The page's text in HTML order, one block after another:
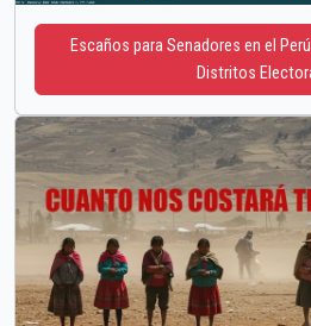
Escaños para Senadores en el
Distritos